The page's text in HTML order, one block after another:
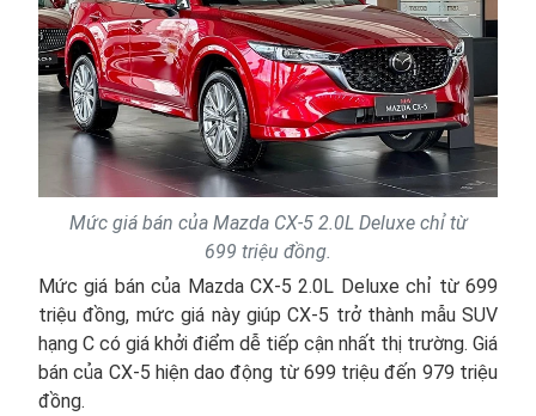
Mức giá bán của Mazda CX-5 2.0L Deluxe chỉ từ
699 triệu đồng.
Mức giá bán của Mazda CX-5 2.0L Deluxe chỉ từ 699
triệu đồng, mức giá này giúp CX-5 trở thành mẫu SUV
hạng C có giá khởi điểm dễ tiếp cận nhất thị trường. Giá
bán của CX-5 hiện dao động từ 699 triệu đến 979 triệu
đồng.